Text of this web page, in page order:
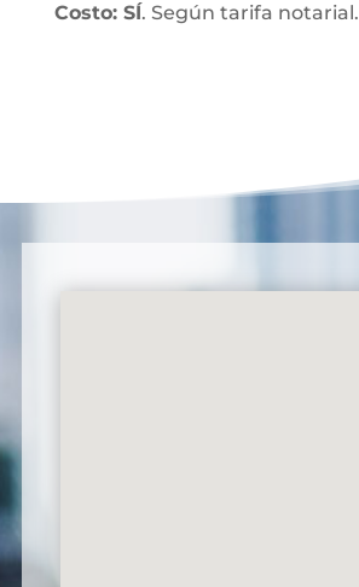
Costo: SÍ. Según tarifa notarial.